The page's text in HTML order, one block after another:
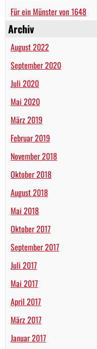
Für ein Münster von 1648
Archiv
August 2022
September 2020
Juli 2020
Mai 2020
März 2019
Februar 2019
November 2018
Oktober 2018
August 2018
Mai 2018
Oktober 2017
September 2017
Juli 2017
Mai 2017
April 2017
März 2017
Januar 2017